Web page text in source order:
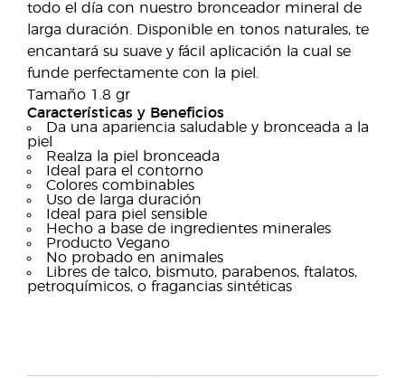
todo el día con nuestro bronceador mineral de
larga duración. Disponible en tonos naturales, te
encantará su suave y fácil aplicación la cual se
funde perfectamente con la piel.
Tamaño 1.8 gr
Características y Beneficios
Da una apariencia saludable y bronceada a la
piel
Realza la piel bronceada
Ideal para el contorno
Colores combinables
Uso de larga duración
Ideal para piel sensible
Hecho a base de ingredientes minerales
Producto Vegano
No probado en animales
Libres de talco, bismuto, parabenos, ftalatos,
petroquímicos, o fragancias sintéticas